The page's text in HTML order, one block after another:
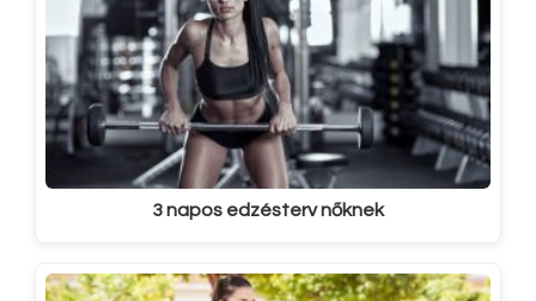
3 napos edzésterv nőknek